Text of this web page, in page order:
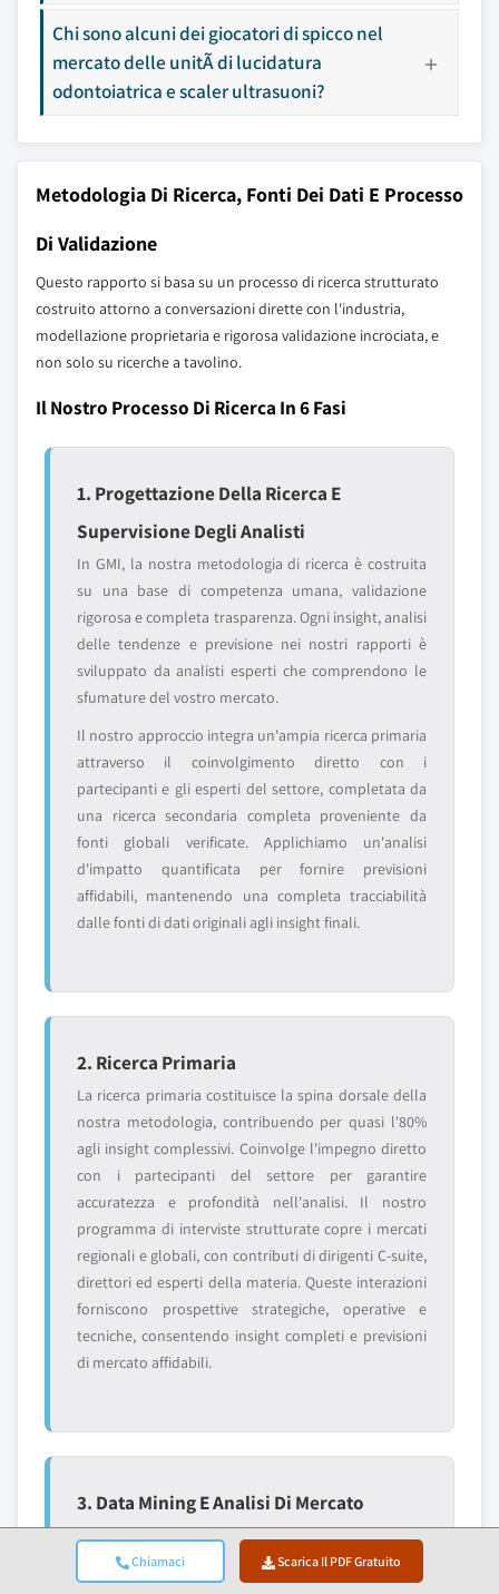
Chiamaci Scarica Il PDF Gratuito
Chi sono alcuni dei giocatori di spicco nel
mercato delle unitÃ di lucidatura
odontoiatrica e scaler ultrasuoni?
Metodologia Di Ricerca, Fonti Dei Dati E Processo
Di Validazione
Questo rapporto si basa su un processo di ricerca strutturato
costruito attorno a conversazioni dirette con l'industria,
modellazione proprietaria e rigorosa validazione incrociata, e
non solo su ricerche a tavolino.
Il Nostro Processo Di Ricerca In 6 Fasi
1. Progettazione Della Ricerca E
Supervisione Degli Analisti
In GMI, la nostra metodologia di ricerca è costruita
su una base di competenza umana, validazione
rigorosa e completa trasparenza. Ogni insight, analisi
delle tendenze e previsione nei nostri rapporti è
sviluppato da analisti esperti che comprendono le
sfumature del vostro mercato.
Il nostro approccio integra un'ampia ricerca primaria
attraverso il coinvolgimento diretto con i
partecipanti e gli esperti del settore, completata da
una ricerca secondaria completa proveniente da
fonti globali verificate. Applichiamo un'analisi
d'impatto quantificata per fornire previsioni
affidabili, mantenendo una completa tracciabilità
dalle fonti di dati originali agli insight finali.
2. Ricerca Primaria
La ricerca primaria costituisce la spina dorsale della
nostra metodologia, contribuendo per quasi l'80%
agli insight complessivi. Coinvolge l'impegno diretto
con i partecipanti del settore per garantire
accuratezza e profondità nell'analisi. Il nostro
programma di interviste strutturate copre i mercati
regionali e globali, con contributi di dirigenti C-suite,
direttori ed esperti della materia. Queste interazioni
forniscono prospettive strategiche, operative e
tecniche, consentendo insight completi e previsioni
di mercato affidabili.
3. Data Mining E Analisi Di Mercato
Il data mining è una parte fondamentale del nostro
processo di ricerca, contribuendo per circa il 20% alla
metodologia complessiva. Comprende l'analisi della